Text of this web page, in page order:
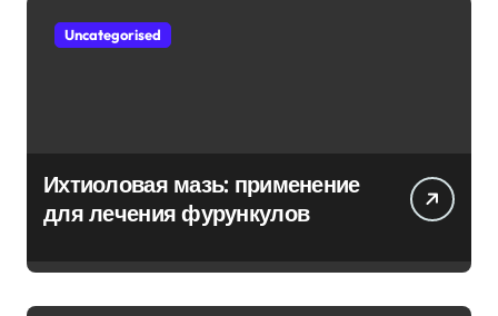
Uncategorised
Ихтиоловая мазь: применение
для лечения фурункулов